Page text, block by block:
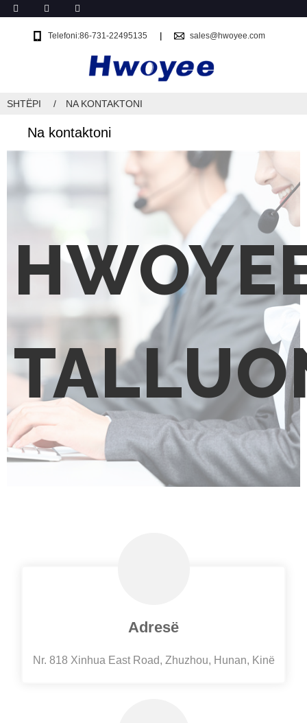
Telefoni:86-731-22495135 sales@hwoyee.com
SHTËPI NA KONTAKTONI
Na kontaktoni
Adresë
Nr. 818 Xinhua East Road, Zhuzhou, Hunan, Kinë